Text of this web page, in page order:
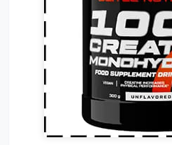
Ежедневно каждому